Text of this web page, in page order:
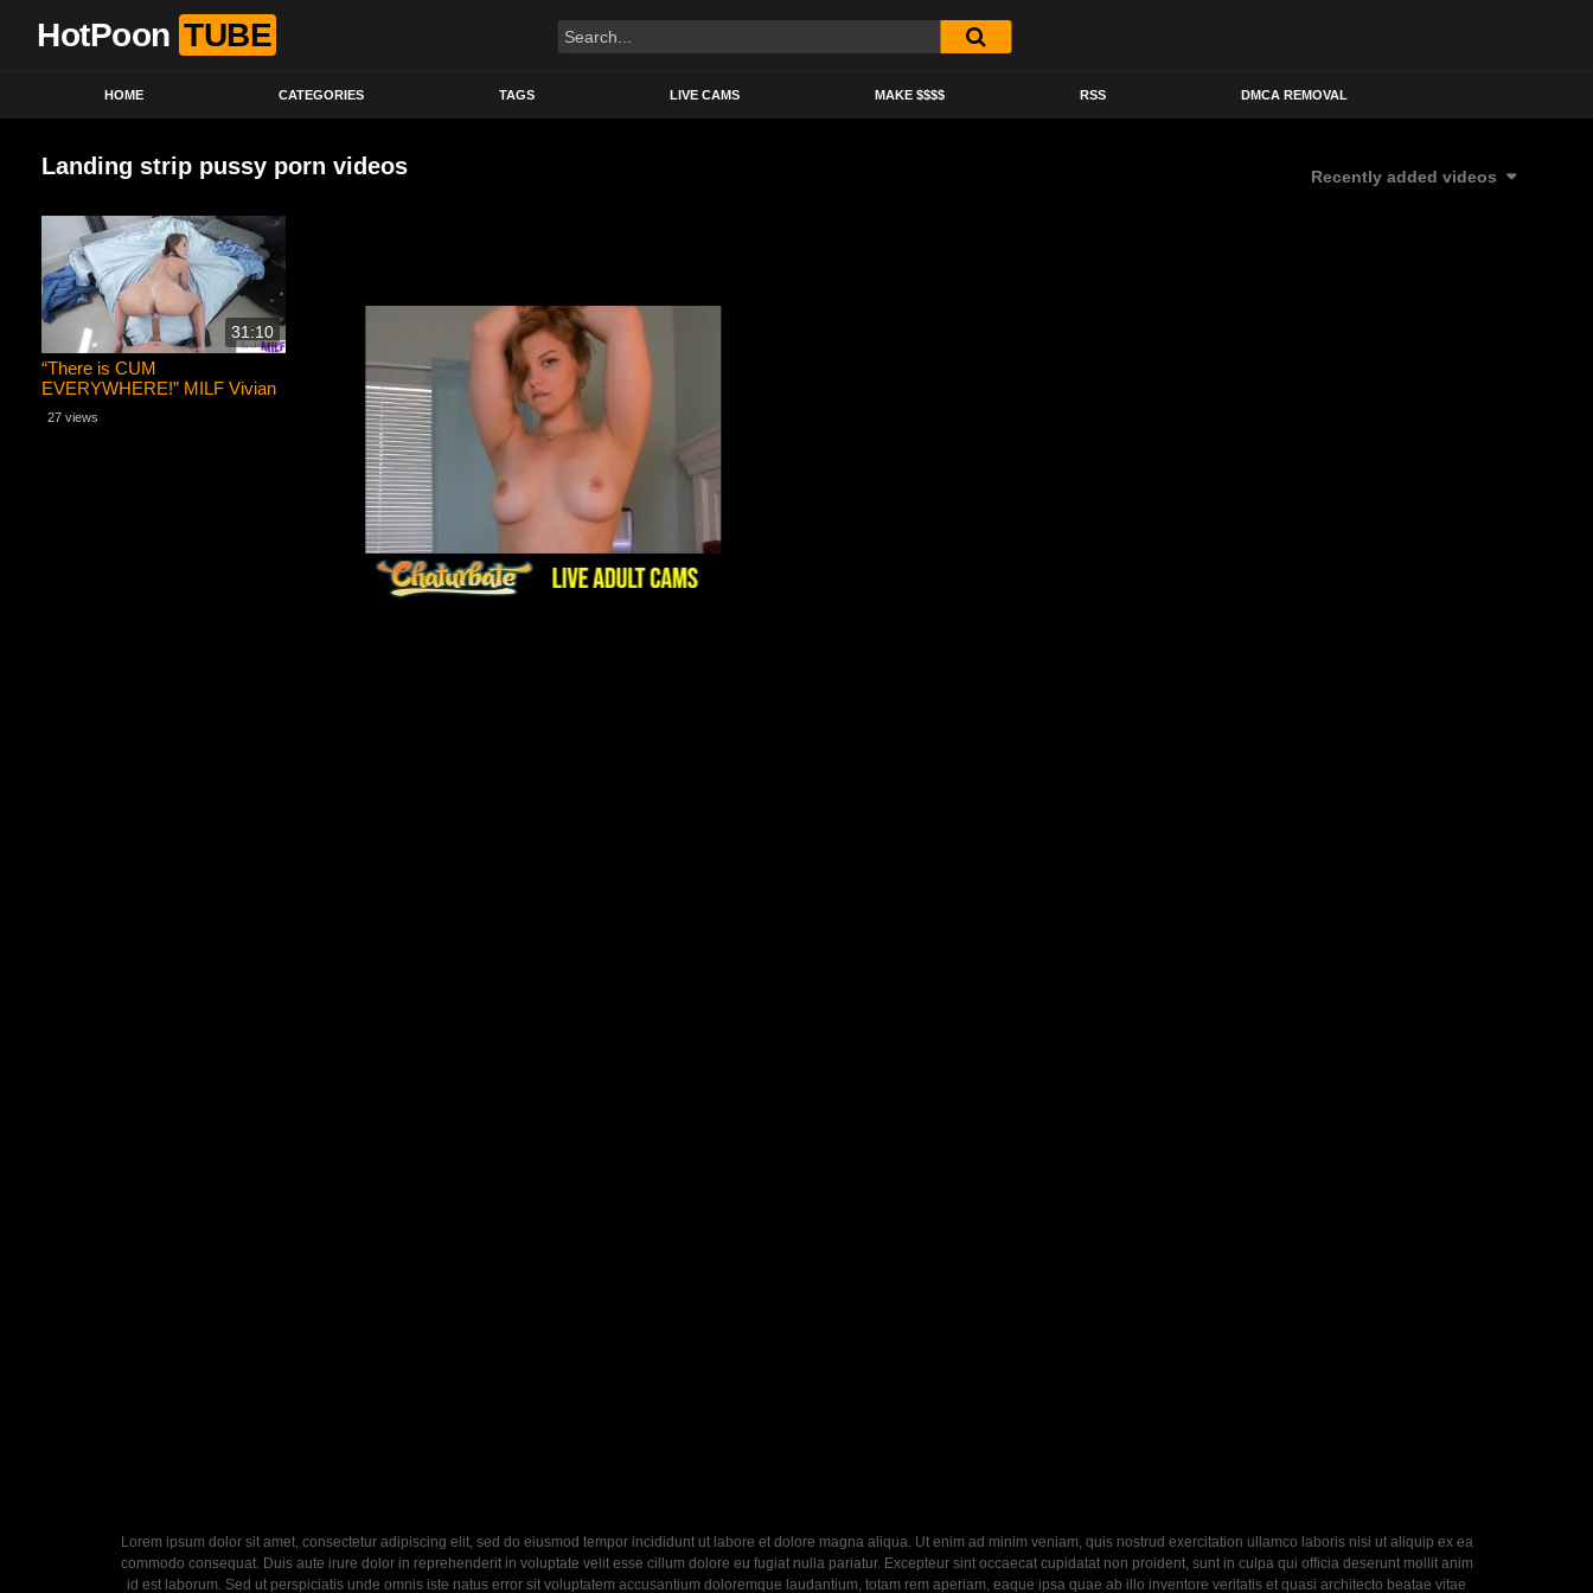
HotPoon TUBE
HOME CATEGORIES TAGS LIVE CAMS MAKE $$$$ RSS DMCA REMOVAL
Landing strip pussy porn videos Recently added videos
31:10
“There is CUM
EVERYWHERE!” MILF Vivian
Fox tells Stepson – S7:E7
27 views
Lorem ipsum dolor sit amet, consectetur adipiscing elit, sed do eiusmod tempor incididunt ut labore et dolore magna aliqua. Ut enim ad minim veniam, quis nostrud exercitation ullamco laboris nisi ut aliquip ex ea
commodo consequat. Duis aute irure dolor in reprehenderit in voluptate velit esse cillum dolore eu fugiat nulla pariatur. Excepteur sint occaecat cupidatat non proident, sunt in culpa qui officia deserunt mollit anim
id est laborum. Sed ut perspiciatis unde omnis iste natus error sit voluptatem accusantium doloremque laudantium, totam rem aperiam, eaque ipsa quae ab illo inventore veritatis et quasi architecto beatae vitae